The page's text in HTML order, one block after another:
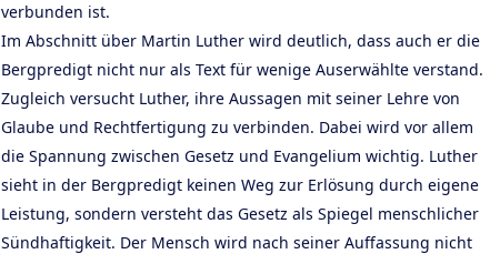
verbunden ist.
Im Abschnitt über Martin Luther wird deutlich, dass auch er die
Bergpredigt nicht nur als Text für wenige Auserwählte verstand.
Zugleich versucht Luther, ihre Aussagen mit seiner Lehre von
Glaube und Rechtfertigung zu verbinden. Dabei wird vor allem
die Spannung zwischen Gesetz und Evangelium wichtig. Luther
sieht in der Bergpredigt keinen Weg zur Erlösung durch eigene
Leistung, sondern versteht das Gesetz als Spiegel menschlicher
Sündhaftigkeit. Der Mensch wird nach seiner Auffassung nicht